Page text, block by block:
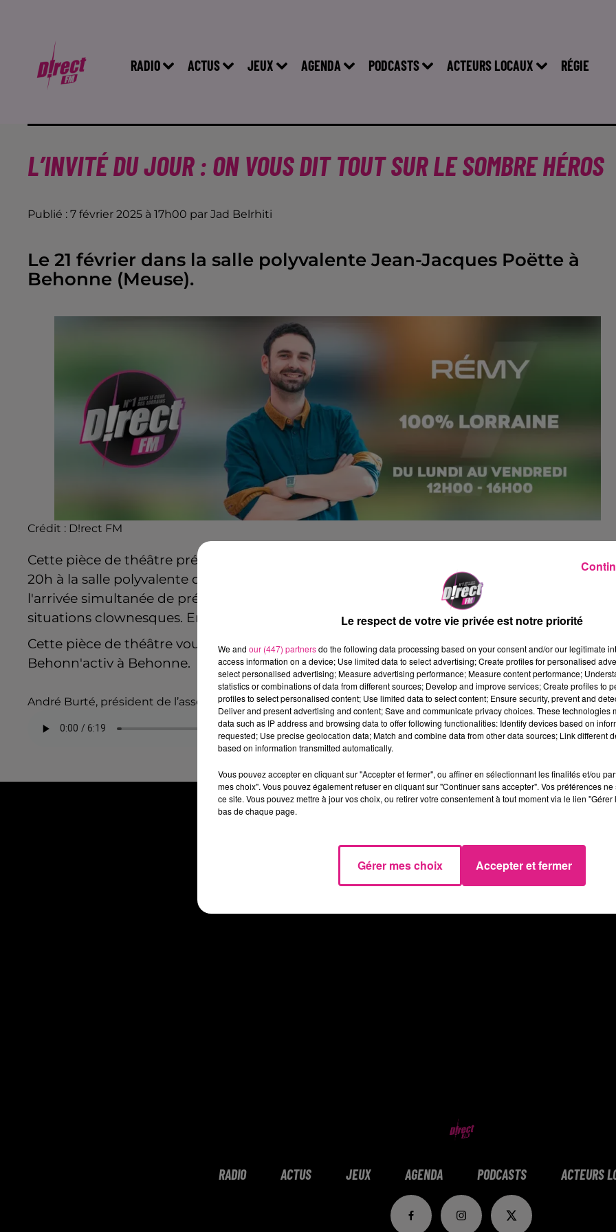
RADIO ACTUS JEUX AGENDA PODCASTS ACTEURS LOCAUX RÉGIE
L’INVITÉ DU JOUR : ON VOUS DIT TOUT SUR LE SOMBRE HÉROS
Publié : 7 février 2025 à 17h00 par Jad Belrhiti
Le 21 février dans la salle polyvalente Jean-Jacques Poëtte à
Behonne (Meuse).
Crédit : D!rect FM
Cette pièce de théâtre présentée par la troupe « Les Coulisses » vous attend le 21 février à
20h à la salle polyvalente de Behonne. Emma doit se marier pour toucher un héritage, mais
l'arrivée simultanée de prétendants et de sa famille va la plonger dans de multiples
situations clownesques. Entre quiproquos et gags, cette comédie est jouée en deux actes.
Cette pièce de théâtre vous est présentée par André Burté, président de l’association
Behonn'activ à Behonne.
André Burté, président de l’assocoation behonn'activ à Behonne.
RADIO ACTUS JEUX AGENDA PODCASTS ACTEURS
Le respect de votre vie privée est notre priorité
We and our (447) partnersdo the following data processing based on your consent and/or our legitimate
access information on a device; Use limited data to select advertising; Create profiles for personalised
select personalised advertising; Measure advertising performance; Measure content performance;
statistics or combinations of data from different sources; Develop and improve services; Create profiles to
profiles to select personalised content; Use limited data to select content; Ensure security, prevent and
Deliver and present advertising and content; Save and communicate privacy choices. These technologies
data such as IP address and browsing data to offer following functionalities: Identify devices based on
requested; Use precise geolocation data; Match and combine data from other data sources; Link different
based on information transmitted automatically.
Vous pouvez accepter en cliquant sur "Accepter et fermer", ou affiner en sélectionnant les finalités et/ou
mes choix". Vous pouvez également refuser en cliquant sur "Continuer sans accepter". Vos préférences
ce site. Vous pouvez mettre à jour vos choix, ou retirer votre consentement à tout moment via le lien
bas de chaque page.
Gérer mes choix Accepter et fermer